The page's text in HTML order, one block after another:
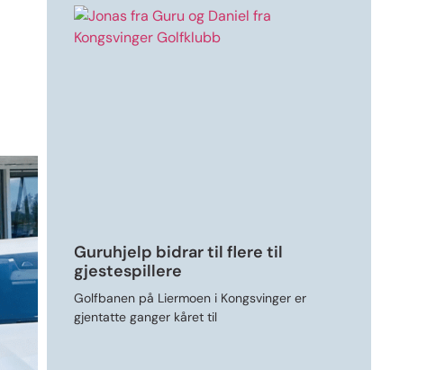
Guruhjelp bidrar til flere til
gjestespillere
Golfbanen på Liermoen i Kongsvinger er
gjentatte ganger kåret til